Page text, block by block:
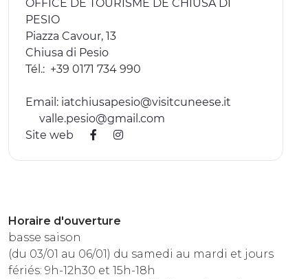
OFFICE DE TOURISME DE CHIUSA DI
PESIO
Piazza Cavour, 13
Chiusa di Pesio
Tél.: +39 0171 734 990
Email: iatchiusapesio@visitcuneese.it
valle.pesio@gmail.com
Site web
Horaire d'ouverture
basse saison
(du 03/01 au 06/01) du samedi au mardi et jours
fériés: 9h-12h30 et 15h-18h